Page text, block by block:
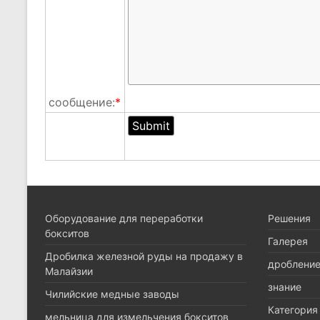
сообщение:*
Оборудование для переработки
бокситов
Дробилка железной руды на продажу в
Малайзии
Чилийские медные заводы
мельница для измельчения бокситов
Pешения
Галерея
знание